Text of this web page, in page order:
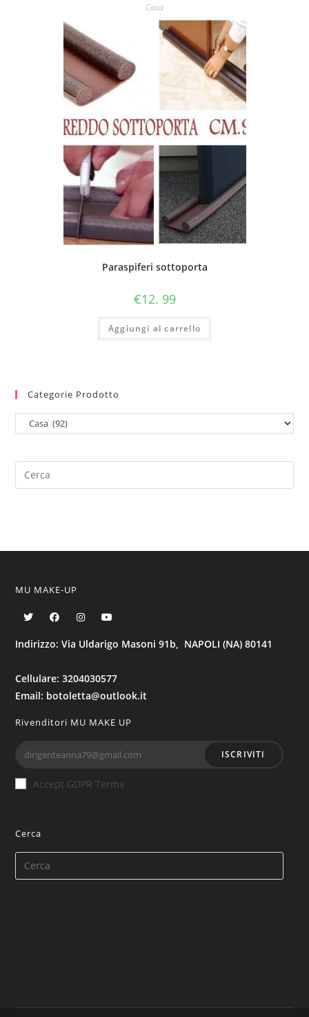
Casa
Paraspiferi sottoporta
€12. 99
Aggiungi al carrello
Categorie Prodotto
MU MAKE-UP
Indirizzo: Via Uldarigo Masoni 91b, NAPOLI (NA) 80141
Cellulare: 3204030577
Email: botoletta@outlook.it
Rivenditori MU MAKE UP
ISCRIVITI
Accept GDPR Terms
Cerca